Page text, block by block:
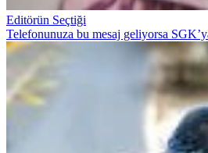
Editörün Seçtiği
Telefonunuza bu mesaj geliyorsa